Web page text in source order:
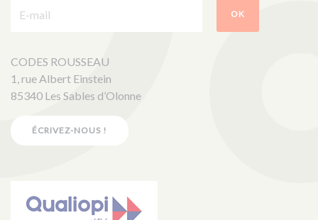
OK
CODES ROUSSEAU
1, rue Albert Einstein
85340 Les Sables d’Olonne
ÉCRIVEZ-NOUS !